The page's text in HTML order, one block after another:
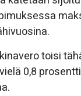
toisi
0,8